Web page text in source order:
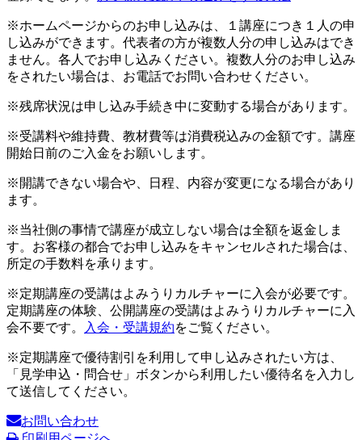
※ホームページからのお申し込みは、１講座につき１人の申
し込みができます。代表者の方が複数人分の申し込みはでき
ません。各人でお申し込みください。複数人分のお申し込み
をされたい場合は、お電話でお問い合わせください。
※残席状況は申し込み手続き中に変動する場合があります。
※受講料や維持費、教材費等は消費税込みの金額です。講座
開始日前のご入金をお願いします。
※開講できない場合や、日程、内容が変更になる場合があり
ます。
※当社側の事情で講座が成立しない場合は全額を返金しま
す。お客様の都合でお申し込みをキャンセルされた場合は、
所定の手数料を承ります。
※定期講座の受講はよみうりカルチャーに入会が必要です。
定期講座の体験、公開講座の受講はよみうりカルチャーに入
会不要です。
入会・受講規約をご覧ください。
※定期講座で優待割引を利用して申し込みされたい方は、
「見学申込・問合せ」ボタンから利用したい優待名を入力し
て送信してください。
お問い合わせ